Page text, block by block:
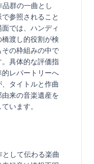
品群の一曲とし
参照されること
では、ハンディ
渡し的役割が検
の枠組みの中で
具体的な評価指
レパートリーへ
タイトルと作曲
来の音楽遺産を
います。
として伝わる楽曲